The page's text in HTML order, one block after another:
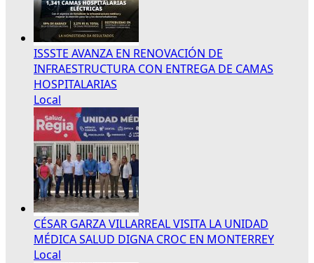
ISSSTE AVANZA EN RENOVACIÓN DE
INFRAESTRUCTURA CON ENTREGA DE CAMAS
HOSPITALARIAS
Local
CÉSAR GARZA VILLARREAL VISITA LA UNIDAD
MÉDICA SALUD DIGNA CROC EN MONTERREY
Local